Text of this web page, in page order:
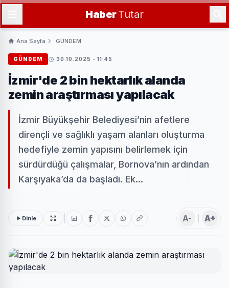
HaberTutar
Ana Sayfa GÜNDEM
GÜNDEM 30.10.2025 - 11:45
İzmir'de 2 bin hektarlık alanda
zemin araştırması yapılacak
İzmir Büyükşehir Belediyesi’nin afetlere
dirençli ve sağlıklı yaşam alanları oluşturma
hedefiyle zemin yapısını belirlemek için
sürdürdüğü çalışmalar, Bornova’nın ardından
Karşıyaka’da da başladı. Ek...
Dinle A- A+